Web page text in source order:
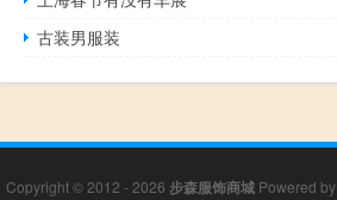
古装男服装
Copyright © 2012 - 2026 步森服饰商城Powered by